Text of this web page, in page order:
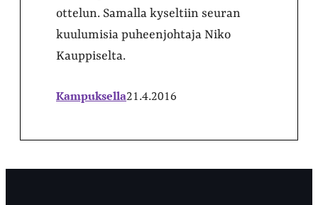
ottelun. Samalla kyseltiin seuran
kuulumisia puheenjohtaja Niko
Kauppiselta.
Kampuksella21.4.2016